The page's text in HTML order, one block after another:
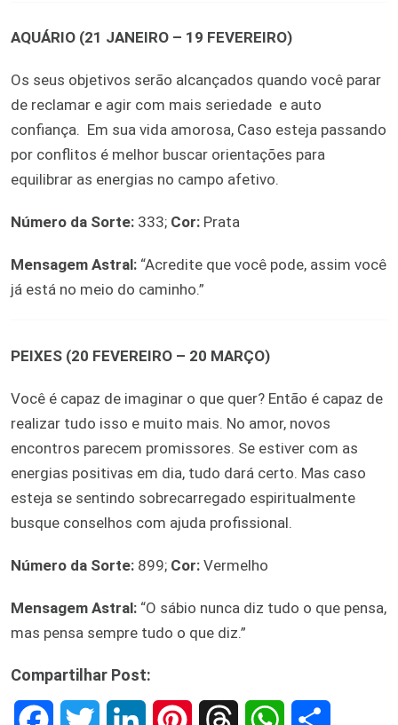
AQUÁRIO (21 JANEIRO – 19 FEVEREIRO)
Os seus objetivos serão alcançados quando você parar
de reclamar e agir com mais seriedade e auto
confiança. Em sua vida amorosa, Caso esteja passando
por conflitos é melhor buscar orientações para
equilibrar as energias no campo afetivo.
Número da Sorte: 333; Cor: Prata
Mensagem Astral: “Acredite que você pode, assim você
já está no meio do caminho.”
PEIXES (20 FEVEREIRO – 20 MARÇO)
Você é capaz de imaginar o que quer? Então é capaz de
realizar tudo isso e muito mais. No amor, novos
encontros parecem promissores. Se estiver com as
energias positivas em dia, tudo dará certo. Mas caso
esteja se sentindo sobrecarregado espiritualmente
busque conselhos com ajuda profissional.
Número da Sorte: 899; Cor: Vermelho
Mensagem Astral: “O sábio nunca diz tudo o que pensa,
mas pensa sempre tudo o que diz.”
Compartilhar Post: